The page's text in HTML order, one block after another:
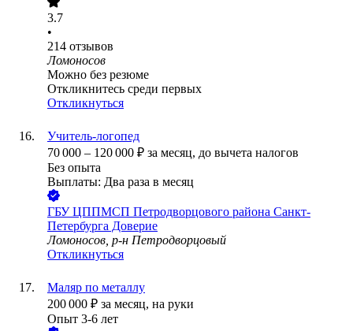
3.7
•
214 отзывов
Ломоносов
Можно без резюме
Откликнитесь среди первых
Откликнуться
Учитель-логопед
70 000 – 120 000 ₽ за месяц, до вычета налогов
Без опыта
Выплаты: Два раза в месяц
ГБУ ЦППМСП Петродворцового района Санкт-
Петербурга Доверие
Ломоносов, р-н Петродворцовый
Откликнуться
Маляр по металлу
200 000 ₽ за месяц, на руки
Опыт 3-6 лет